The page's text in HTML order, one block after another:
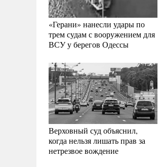
«Герани» нанесли удары по
трем судам с вооружением для
ВСУ у берегов Одессы
Верховный суд объяснил,
когда нельзя лишать прав за
нетрезвое вождение